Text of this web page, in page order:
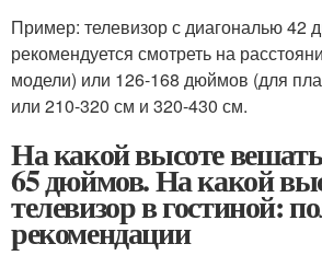
Пример: телевизор с диагональю 42
рекомендуется смотреть на
модели) или 126-168 дюймов (для
или 210-320 см и 320-430 см.
На какой высоте
65 дюймов. На какой
телевизор в гостиной:
рекомендации